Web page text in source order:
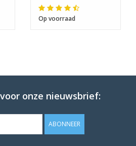
Op voorraad
onze nieuwsbrief:
ABONNEER